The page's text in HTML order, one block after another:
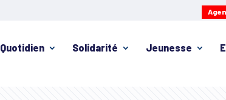
Quotidien Solidarité Jeunesse